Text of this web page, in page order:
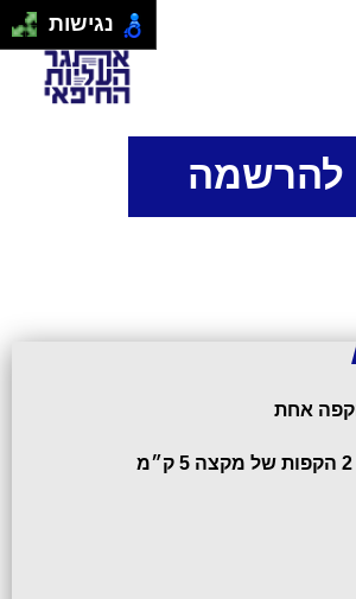
להרשמה
נגישות